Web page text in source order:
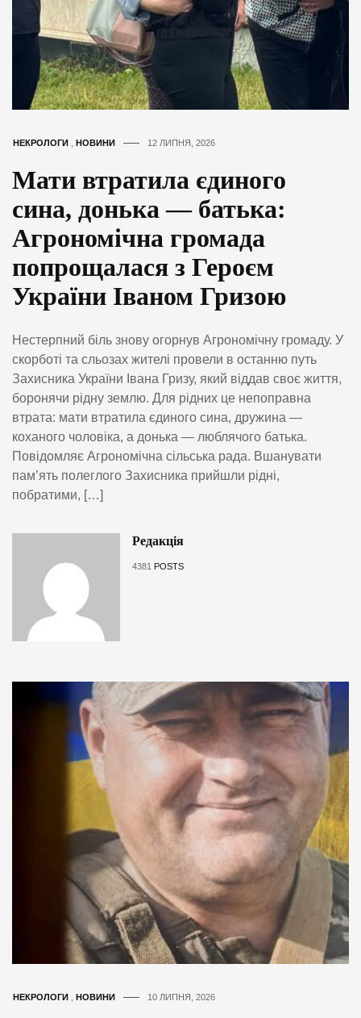
НЕКРОЛОГИ НОВИНИ 12 ЛИПНЯ, 2026
Мати втратила єдиного
сина, донька — батька:
Агрономічна громада
попрощалася з Героєм
України Іваном Гризою
Нестерпний біль знову огорнув Агрономічну громаду. У
скорботі та сльозах жителі провели в останню путь
Захисника України Івана Гризу, який віддав своє життя,
боронячи рідну землю. Для рідних це непоправна
втрата: мати втратила єдиного сина, дружина —
коханого чоловіка, а донька — люблячого батька.
Повідомляє Агрономічна сільська рада. Вшанувати
пам’ять полеглого Захисника прийшли рідні,
побратими, […]
Редакція
4381 POSTS
НЕКРОЛОГИ НОВИНИ 10 ЛИПНЯ, 2026